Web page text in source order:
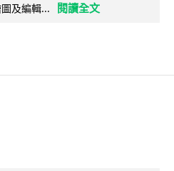
及編輯...
閱讀全文